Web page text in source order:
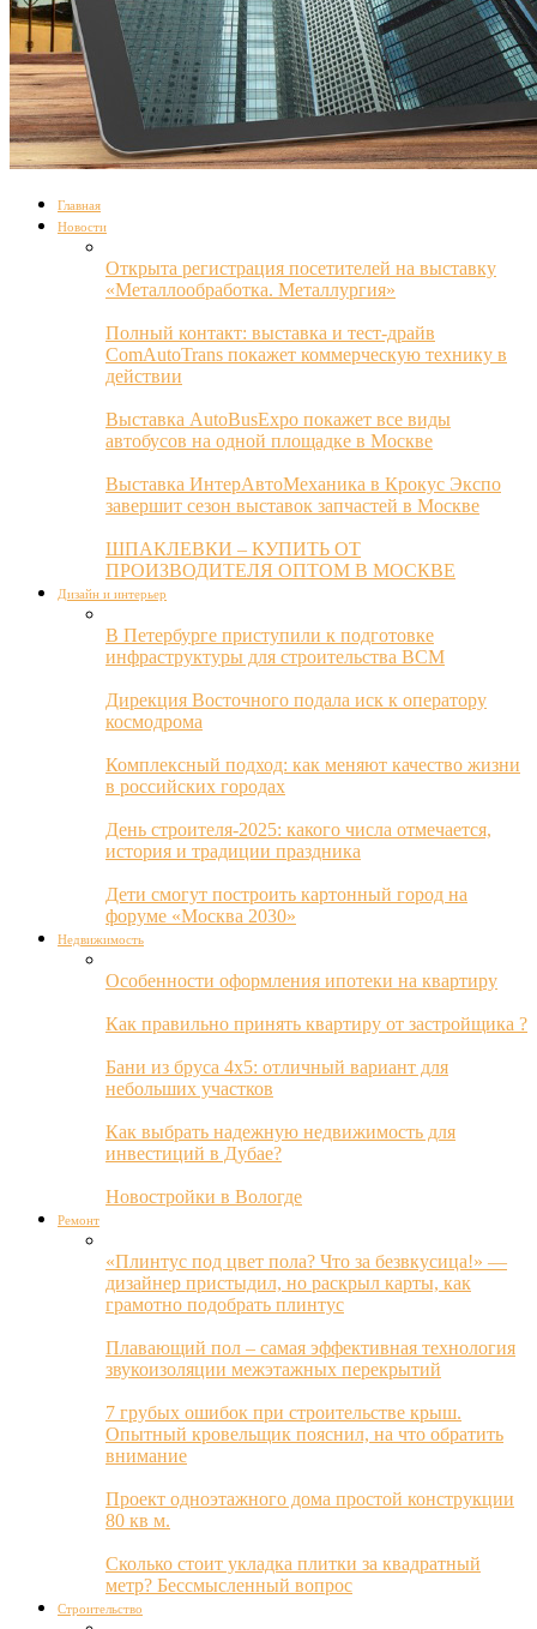
Главная
Новости
Открыта регистрация посетителей на выставку
«Металлообработка. Металлургия»
Полный контакт: выставка и тест-драйв
ComAutoTrans покажет коммерческую технику в
действии
Выставка AutoBusExpo покажет все виды
автобусов на одной площадке в Москве
Выставка ИнтерАвтоМеханика в Крокус Экспо
завершит сезон выставок запчастей в Москве
ШПАКЛЕВКИ – КУПИТЬ ОТ
ПРОИЗВОДИТЕЛЯ ОПТОМ В МОСКВЕ
Дизайн и интерьер
В Петербурге приступили к подготовке
инфраструктуры для строительства ВСМ
Дирекция Восточного подала иск к оператору
космодрома
Комплексный подход: как меняют качество жизни
в российских городах
День строителя-2025: какого числа отмечается,
история и традиции праздника
Дети смогут построить картонный город на
форуме «Москва 2030»
Недвижимость
Особенности оформления ипотеки на квартиру
Как правильно принять квартиру от застройщика ?
Бани из бруса 4х5: отличный вариант для
небольших участков
Как выбрать надежную недвижимость для
инвестиций в Дубае?
Новостройки в Вологде
Ремонт
«Плинтус под цвет пола? Что за безвкусица!» —
дизайнер пристыдил, но раскрыл карты, как
грамотно подобрать плинтус
Плавающий пол – самая эффективная технология
звукоизоляции межэтажных перекрытий
7 грубых ошибок при строительстве крыш.
Опытный кровельщик пояснил, на что обратить
внимание
Проект одноэтажного дома простой конструкции
80 кв м.
Сколько стоит укладка плитки за квадратный
метр? Бессмысленный вопрос
Строительство